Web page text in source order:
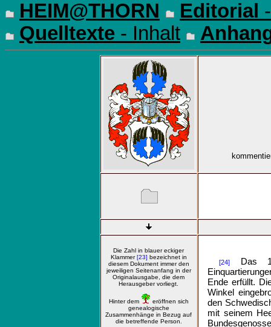
HEIM@THORN Editorial
Quelltexte - Inhalt
Die Zahl in blauer eckiger
Klammer[23] bezeichnet in
diesem Dokument immer den
jeweiligen Seitenanfang in der
Originalausgabe, die dem
Herausgeber vorliegt.
Hinter dem
eröffnen sich
genealogische
Zusammenhänge in Bezug auf
die betreffende Person.
[24]
Das
Ende erfüllt.
Winkel
den
mit seinem